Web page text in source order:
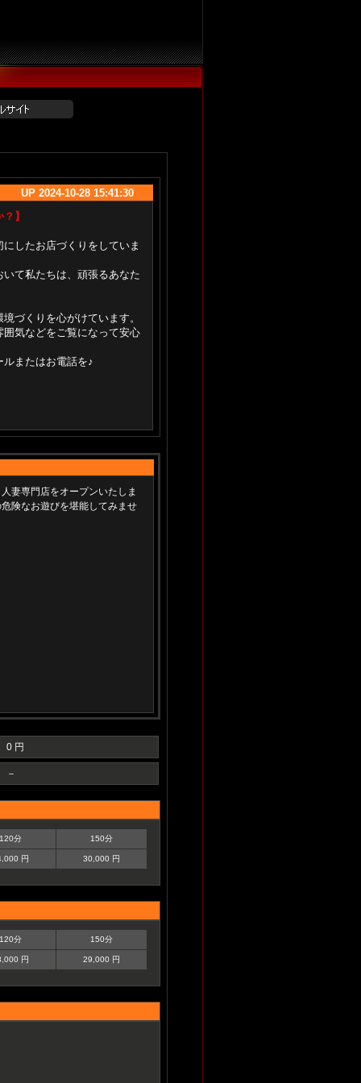
10-28 15:41:30
】
したお店づくりをしていま
て私たちは、頑張るあなた
づくりを心がけています。
気などをご覧になって安心
またはお電話を♪
妻専門店をオープンいたしま
険なお遊びを堪能してみませ
0 円
－
120分 150分
円 30,000 円
120分 150分
円 29,000 円